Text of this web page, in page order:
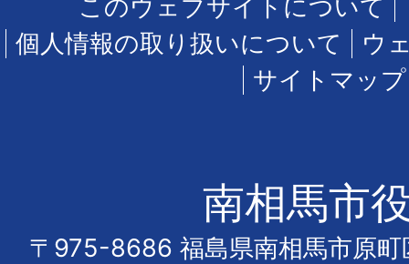
このウェブサイトについて
個人情報の取り扱いについて
ウ
サイトマップ
南相馬市
〒975-8686 福島県南相馬市原町